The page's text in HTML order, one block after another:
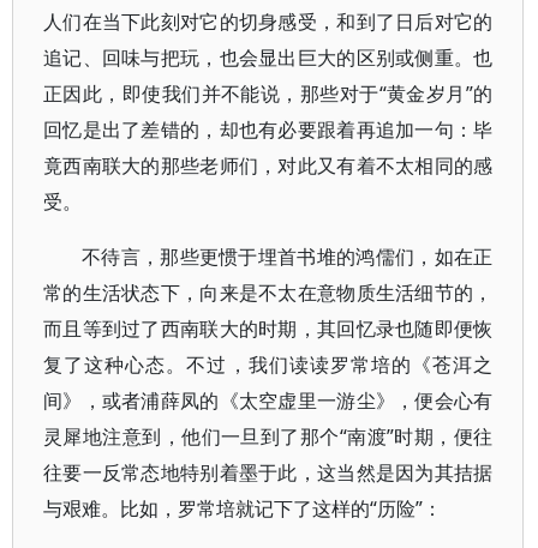
人们在当下此刻对它的切身感受，和到了日后对它的
追记、回味与把玩，也会显出巨大的区别或侧重。也
正因此，即使我们并不能说，那些对于“黄金岁月”的
回忆是出了差错的，却也有必要跟着再追加一句：毕
竟西南联大的那些老师们，对此又有着不太相同的感
受。
不待言，那些更惯于埋首书堆的鸿儒们，如在正
常的生活状态下，向来是不太在意物质生活细节的，
而且等到过了西南联大的时期，其回忆录也随即便恢
复了这种心态。不过，我们读读罗常培的《苍洱之
间》，或者浦薛凤的《太空虚里一游尘》，便会心有
灵犀地注意到，他们一旦到了那个“南渡”时期，便往
往要一反常态地特别着墨于此，这当然是因为其拮据
与艰难。比如，罗常培就记下了这样的“历险”：